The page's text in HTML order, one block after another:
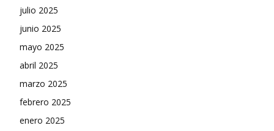
julio 2025
junio 2025
mayo 2025
abril 2025
marzo 2025
febrero 2025
enero 2025